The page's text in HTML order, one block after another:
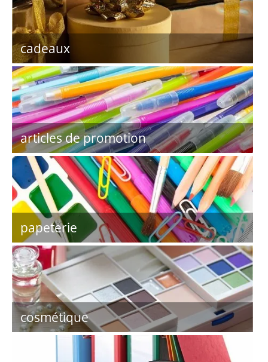
cadeaux
articles de promotion
papeterie
cosmétique